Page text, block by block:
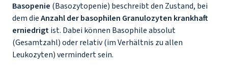
Basopenie (Basozytopenie) beschreibt den Zustand, bei
dem dieAnzahl der basophilen Granulozyten krankhaft
erniedrigtist. Dabei können Basophile absolut
(Gesamtzahl) oder relativ (im Verhältnis zu allen
Leukozyten) vermindert sein.